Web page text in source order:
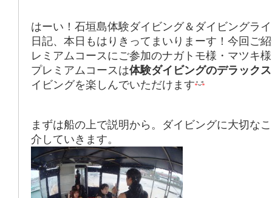
はーい！石垣島体験ダイビング＆ダイビングラ
日記、本日もはりきってまいりまーす！今回ご
レミアムコースにご参加のナガトモ様・マツキ
プレミアムコースは体験ダイビングのデラック
イビングを楽しんでいただけます
まずは船の上で説明から。ダイビングに大切な
介していきます。